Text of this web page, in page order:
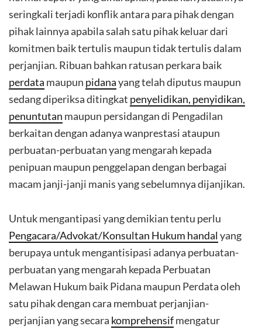
seringkali terjadi konflik antara para pihak dengan
pihak lainnya apabila salah satu pihak keluar dari
komitmen baik tertulis maupun tidak tertulis dalam
perjanjian. Ribuan bahkan ratusan perkara baik
perdata maupun pidanayang telah diputus maupun
sedang diperiksa ditingkat penyelidikan, penyidikan,
penuntutan maupun persidangan di Pengadilan
berkaitan dengan adanya wanprestasi ataupun
perbuatan-perbuatan yang mengarah kepada
penipuan maupun penggelapan dengan berbagai
macam janji-janji manis yang sebelumnya dijanjikan.
Untuk mengantipasi yang demikian tentu perlu
Pengacara/Advokat/Konsultan Hukum handal yang
berupaya untuk mengantisipasi adanya perbuatan-
perbuatan yang mengarah kepada Perbuatan
Melawan Hukum baik Pidana maupun Perdata oleh
satu pihak dengan cara membuat perjanjian-
perjanjian yang secara komprehensifmengatur